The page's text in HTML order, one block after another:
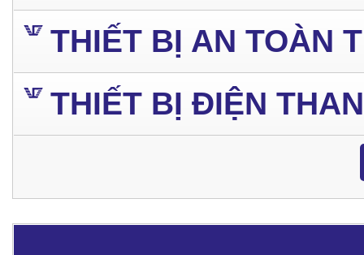
THIẾT BỊ AN TOÀN
THIẾT BỊ ĐIỆN